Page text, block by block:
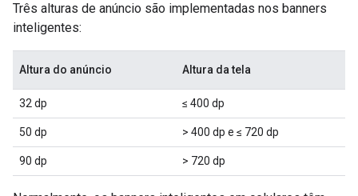
Três alturas de anúncio são implementadas nos banners
inteligentes:
Altura do anúncio Altura da tela
32 dp ≤ 400 dp
50 dp > 400 dp e ≤ 720 dp
90 dp > 720 dp